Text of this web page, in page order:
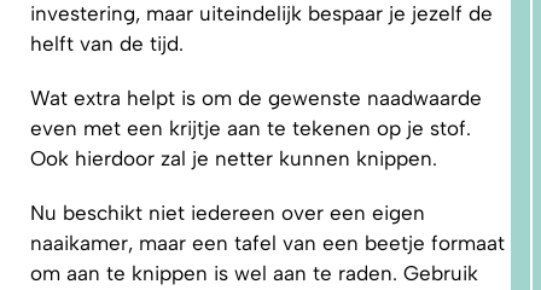
investering, maar uiteindelijk bespaar je jezelf de
helft van de tijd.
Wat extra helpt is om de gewenste naadwaarde
even met een krijtje aan te tekenen op je stof.
Ook hierdoor zal je netter kunnen knippen.
Nu beschikt niet iedereen over een eigen
naaikamer, maar een tafel van een beetje formaat
om aan te knippen is wel aan te raden. Gebruik